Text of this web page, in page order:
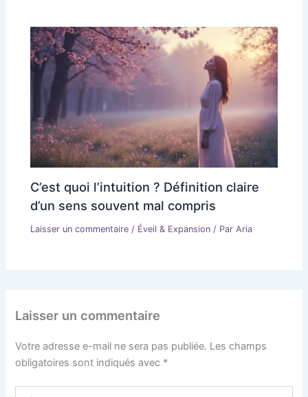
C’est quoi l’intuition ? Définition claire
d’un sens souvent mal compris
Laisser un commentaire / Éveil & Expansion / ParAria
Laisser un commentaire
Votre adresse e-mail ne sera pas publiée. Les champs
obligatoires sont indiqués avec *